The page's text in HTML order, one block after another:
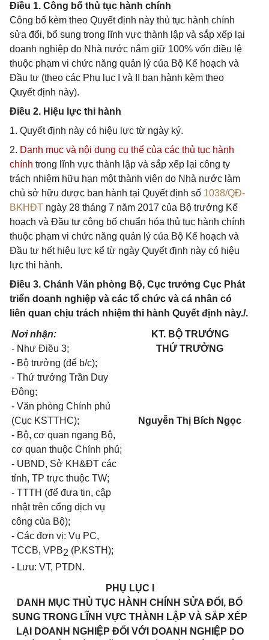
Điều 1. Công bố thủ tục hành chính
Công bố kèm theo Quyết định này thủ tục hành chính
sửa đổi, bổ sung trong lĩnh vực thành lập và sắp xếp lại
doanh nghiệp do Nhà nước nắm giữ 100% vốn điều lệ
thuộc phạm vi chức năng quản lý của Bộ Kế hoạch và
Đầu tư (theo các Phụ lục I và II ban hành kèm theo
Quyết định này).
Điều 2. Hiệu lực thi hành
1. Quyết định này có hiệu lực từ ngày ký.
2. Danh mục và nội dung cụ thể của các thủ tục hành
chính trong lĩnh vực thành lập và sắp xếp lại công ty
trách nhiệm hữu hạn một thành viên do Nhà nước làm
chủ sở hữu được ban hành tại Quyết định số 1038/QĐ-
BKHĐT ngày 28 tháng 7 năm 2017 của Bộ trưởng Kế
hoạch và Đầu tư công bố chuẩn hóa thủ tục hành chính
thuộc phạm vi chức năng quản lý của Bộ Kế hoạch và
Đầu tư hết hiệu lực kể từ ngày Quyết định này có hiệu
lực thi hành.
Điều 3. Chánh Văn phòng Bộ, Cục trưởng Cục Phát
triển doanh nghiệp và các tổ chức và cá nhân có
liên quan chịu trách nhiệm thi hành Quyết định này./.
Nơi nhận:
- Như Điều 3;
- Bộ trưởng (để b/c);
- Thứ trưởng Trần Duy
Đông;
- Văn phòng Chính phủ
(Cục KSTTHC);
- Bộ, cơ quan ngang Bộ,
cơ quan thuộc Chính phủ;
- UBND, Sở KH&ĐT các
tỉnh, TP trực thuộc TW;
- TTTH (để đưa tin, cập
nhật trên cổng dịch vụ
công của Bộ);
- Các đơn vị: Vụ PC,
TCCB, VPB2 (P.KSTH);
- Lưu: VT, PTDN.
KT. BỘ TRƯỞNG
THỨ TRƯỞNG
Nguyễn Thị Bích Ngọc
PHỤ LỤC I
DANH MỤC THỦ TỤC HÀNH CHÍNH SỬA ĐỔI, BỔ
SUNG TRONG LĨNH VỰC THÀNH LẬP VÀ SẮP XẾP
LẠI DOANH NGHIỆP ĐỐI VỚI DOANH NGHIỆP DO